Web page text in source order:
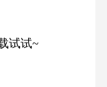
试试~